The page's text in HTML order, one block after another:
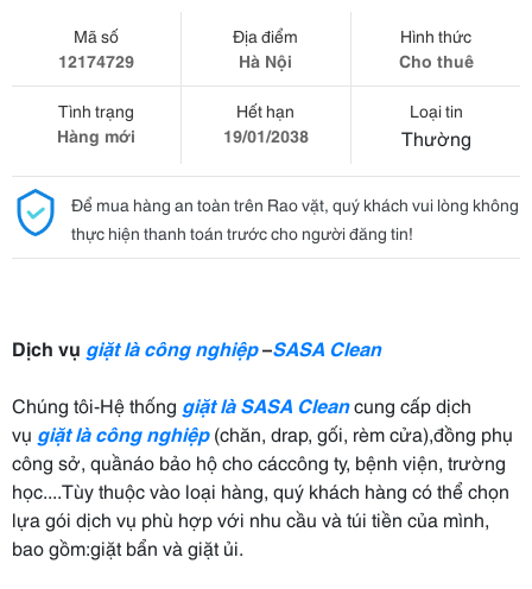
Mã số
12174729
Địa điểm
Hà Nội
Hình thức
Cho thuê
Tình trạng
Hàng mới
Hết hạn
19/01/2038
Loại tin
Thường
Để mua hàng an toàn trên Rao vặt, quý khách vui lòng không
thực hiện thanh toán trước cho người đăng tin!
Dịch vụ giặt là công nghiệp–SASA Clean
Chúng tôi-Hệ thống giặt là SASA Cleancung cấp dịch
vụ giặt là công nghiệp (chăn, drap, gối, rèm cửa),đồng phụ
công sở, quầnáo bảo hộ cho cáccông ty, bệnh viện, trường
học....Tùy thuộc vào loại hàng, quý khách hàng có thể chọn
lựa gói dịch vụ phù hợp với nhu cầu và túi tiền của mình,
bao gồm:giặt bẩn và giặt ủi.